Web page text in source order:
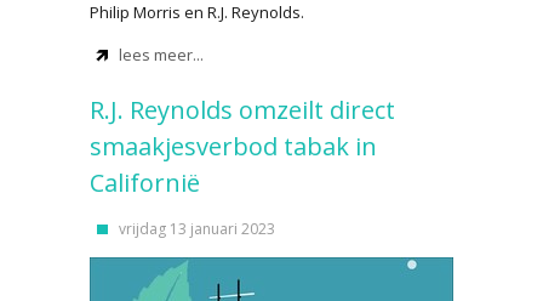
Philip Morris en R.J. Reynolds.
lees meer...
R.J. Reynolds omzeilt direct
smaakjesverbod tabak in
Californië
vrijdag 13 januari 2023